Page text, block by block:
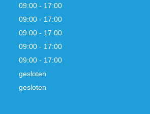
09:00 - 17:00
09:00 - 17:00
09:00 - 17:00
09:00 - 17:00
09:00 - 17:00
gesloten
gesloten